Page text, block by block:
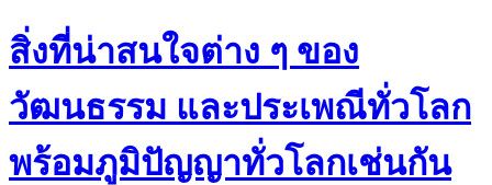
สิ่งที่น่าสนใจต่าง ๆ ของ
วัฒนธรรม และประเพณีทั่วโลก
พร้อมภูมิปัญญาทั่วโลกเช่นกัน